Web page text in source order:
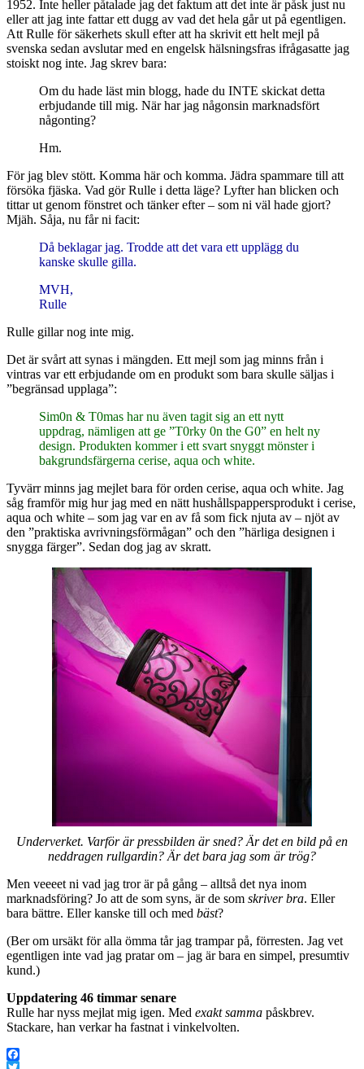
1952. Inte heller påtalade jag det faktum att det inte är påsk just nu
eller att jag inte fattar ett dugg av vad det hela går ut på egentligen.
Att Rulle för säkerhets skull efter att ha skrivit ett helt mejl på
svenska sedan avslutar med en engelsk hälsningsfras ifrågasatte jag
stoiskt nog inte. Jag skrev bara:
Om du hade läst min blogg, hade du INTE skickat detta
erbjudande till mig. När har jag någonsin marknadsfört
någonting?
Hm.
För jag blev stött. Komma här och komma. Jädra spammare till att
försöka fjäska. Vad gör Rulle i detta läge? Lyfter han blicken och
tittar ut genom fönstret och tänker efter – som ni väl hade gjort?
Mjäh. Såja, nu får ni facit:
Då beklagar jag. Trodde att det vara ett upplägg du
kanske skulle gilla.
MVH,
Rulle
Rulle gillar nog inte mig.
Det är svårt att synas i mängden. Ett mejl som jag minns från i
vintras var ett erbjudande om en produkt som bara skulle säljas i
”begränsad upplaga”:
Sim0n & T0mas har nu även tagit sig an ett nytt
uppdrag, nämligen att ge ”T0rky 0n the G0” en helt ny
design. Produkten kommer i ett svart snyggt mönster i
bakgrundsfärgerna cerise, aqua och white.
Tyvärr minns jag mejlet bara för orden cerise, aqua och white. Jag
såg framför mig hur jag med en nätt hushållspappersprodukt i cerise,
aqua och white – som jag var en av få som fick njuta av – njöt av
den ”praktiska avrivningsförmågan” och den ”härliga designen i
snygga färger”. Sedan dog jag av skratt.
Underverket. Varför är pressbilden är sned? Är det en bild på en
neddragen rullgardin? Är det bara jag som är trög?
Men veeeet ni vad jag tror är på gång – alltså det nya inom
marknadsföring? Jo att de som syns, är de som skriver bra. Eller
bara bättre. Eller kanske till och med bäst?
(Ber om ursäkt för alla ömma tår jag trampar på, förresten. Jag vet
egentligen inte vad jag pratar om – jag är bara en simpel, presumtiv
kund.)
Uppdatering 46 timmar senare
Rulle har nyss mejlat mig igen. Med exakt samma påskbrev.
Stackare, han verkar ha fastnat i vinkelvolten.